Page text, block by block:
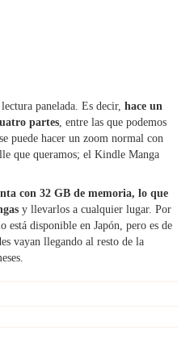
panelada. Es decir, hace un
partes, entre las que podemos
puede hacer un zoom normal con
que queramos; el Kindle Manga
con 32 GB de memoria, lo que
y llevarlos a cualquier lugar. Por
disponible en Japón, pero es de
vayan llegando al resto de la